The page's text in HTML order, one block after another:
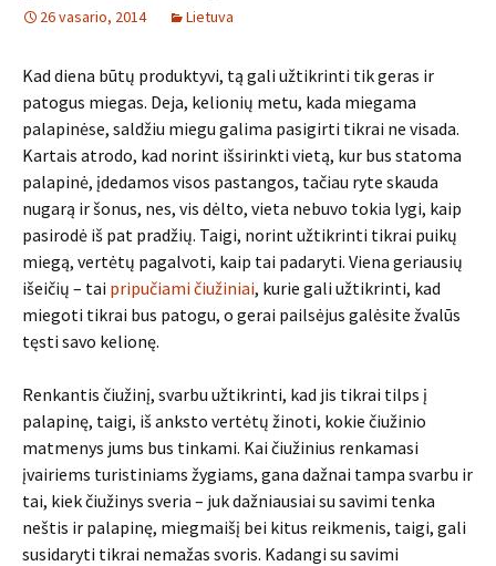
26 vasario, 2014 Lietuva
Kad diena būtų produktyvi, tą gali užtikrinti tik geras ir
patogus miegas. Deja, kelionių metu, kada miegama
palapinėse, saldžiu miegu galima pasigirti tikrai ne visada.
Kartais atrodo, kad norint išsirinkti vietą, kur bus statoma
palapinė, įdedamos visos pastangos, tačiau ryte skauda
nugarą ir šonus, nes, vis dėlto, vieta nebuvo tokia lygi, kaip
pasirodė iš pat pradžių. Taigi, norint užtikrinti tikrai puikų
miegą, vertėtų pagalvoti, kaip tai padaryti. Viena geriausių
išeičių – tai pripučiami čiužiniai, kurie gali užtikrinti, kad
miegoti tikrai bus patogu, o gerai pailsėjus galėsite žvalūs
tęsti savo kelionę.
Renkantis čiužinį, svarbu užtikrinti, kad jis tikrai tilps į
palapinę, taigi, iš anksto vertėtų žinoti, kokie čiužinio
matmenys jums bus tinkami. Kai čiužinius renkamasi
įvairiems turistiniams žygiams, gana dažnai tampa svarbu ir
tai, kiek čiužinys sveria – juk dažniausiai su savimi tenka
neštis ir palapinę, miegmaišį bei kitus reikmenis, taigi, gali
susidaryti tikrai nemažas svoris. Kadangi su savimi